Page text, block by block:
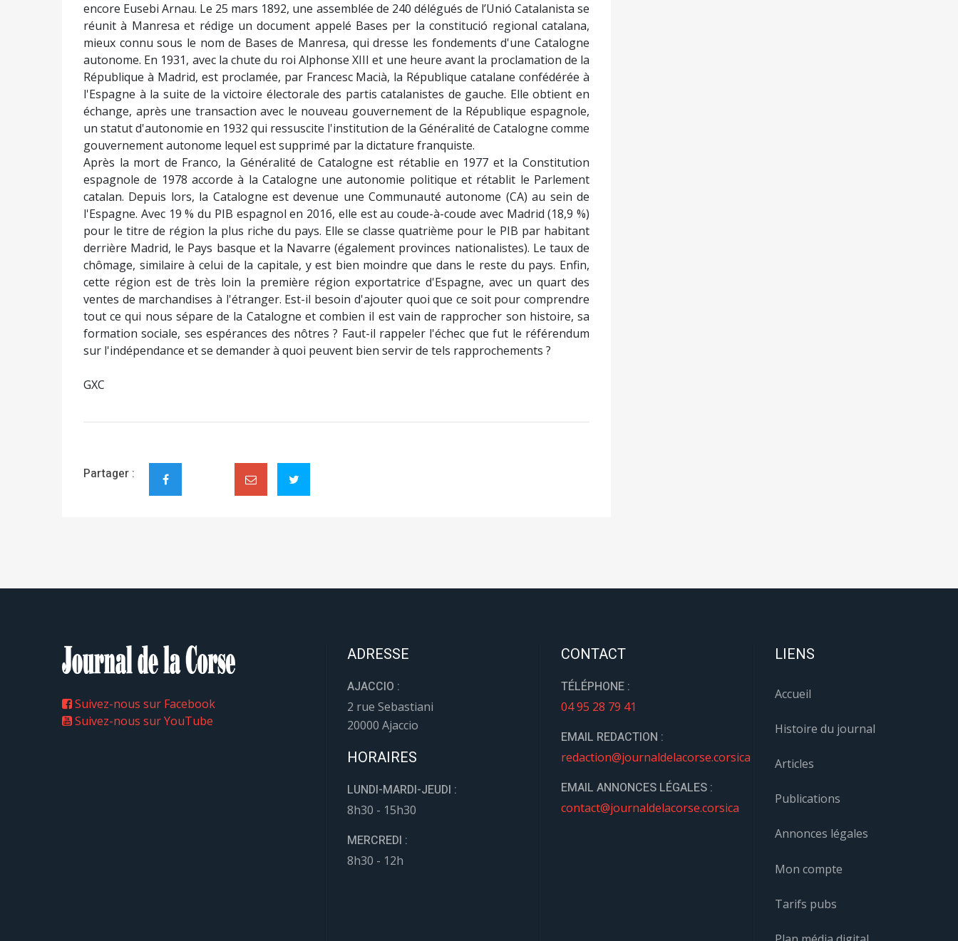
encore Eusebi Arnau. Le 25 mars 1892, une assemblée de 240 délégués de l’Unió Catalanista se
réunit à Manresa et rédige un document appelé Bases per la constitució regional catalana,
mieux connu sous le nom de Bases de Manresa, qui dresse les fondements d'une Catalogne
autonome. En 1931, avec la chute du roi Alphonse XIII et une heure avant la proclamation de la
République à Madrid, est proclamée, par Francesc Macià, la République catalane confédérée à
l'Espagne à la suite de la victoire électorale des partis catalanistes de gauche. Elle obtient en
échange, après une transaction avec le nouveau gouvernement de la République espagnole,
un statut d'autonomie en 1932 qui ressuscite l'institution de la Généralité de Catalogne comme
gouvernement autonome lequel est supprimé par la dictature franquiste.
Après la mort de Franco, la Généralité de Catalogne est rétablie en 1977 et la Constitution
espagnole de 1978 accorde à la Catalogne une autonomie politique et rétablit le Parlement
catalan. Depuis lors, la Catalogne est devenue une Communauté autonome (CA) au sein de
l'Espagne. Avec 19 % du PIB espagnol en 2016, elle est au coude-à-coude avec Madrid (18,9 %)
pour le titre de région la plus riche du pays. Elle se classe quatrième pour le PIB par habitant
derrière Madrid, le Pays basque et la Navarre (également provinces nationalistes). Le taux de
chômage, similaire à celui de la capitale, y est bien moindre que dans le reste du pays. Enfin,
cette région est de très loin la première région exportatrice d'Espagne, avec un quart des
ventes de marchandises à l'étranger. Est-il besoin d'ajouter quoi que ce soit pour comprendre
tout ce qui nous sépare de la Catalogne et combien il est vain de rapprocher son histoire, sa
formation sociale, ses espérances des nôtres ? Faut-il rappeler l'échec que fut le référendum
sur l'indépendance et se demander à quoi peuvent bien servir de tels rapprochements ?
GXC
Partager :
Suivez-nous sur Facebook
Suivez-nous sur YouTube
ADRESSE
AJACCIO :
2 rue Sebastiani
20000 Ajaccio
HORAIRES
LUNDI-MARDI-JEUDI :
8h30 - 15h30
MERCREDI :
8h30 - 12h
CONTACT
TÉLÉPHONE :
04 95 28 79 41
EMAIL REDACTION :
redaction@journaldelacorse.corsica
EMAIL ANNONCES LÉGALES :
contact@journaldelacorse.corsica
LIENS
Accueil
Histoire du journal
Articles
Publications
Annonces légales
Mon compte
Tarifs pubs